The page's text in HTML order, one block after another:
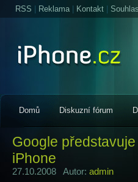
RSS Reklama| Kontakt
Domů Diskuzní fórum
Google
iPhone
27.10.2008 Autor: admin